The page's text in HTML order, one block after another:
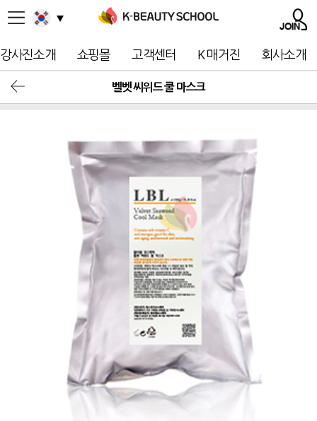
강사진소개 쇼핑몰 고객센터 K 매거진 회사소개
벨벳 씨위드 쿨 마스크